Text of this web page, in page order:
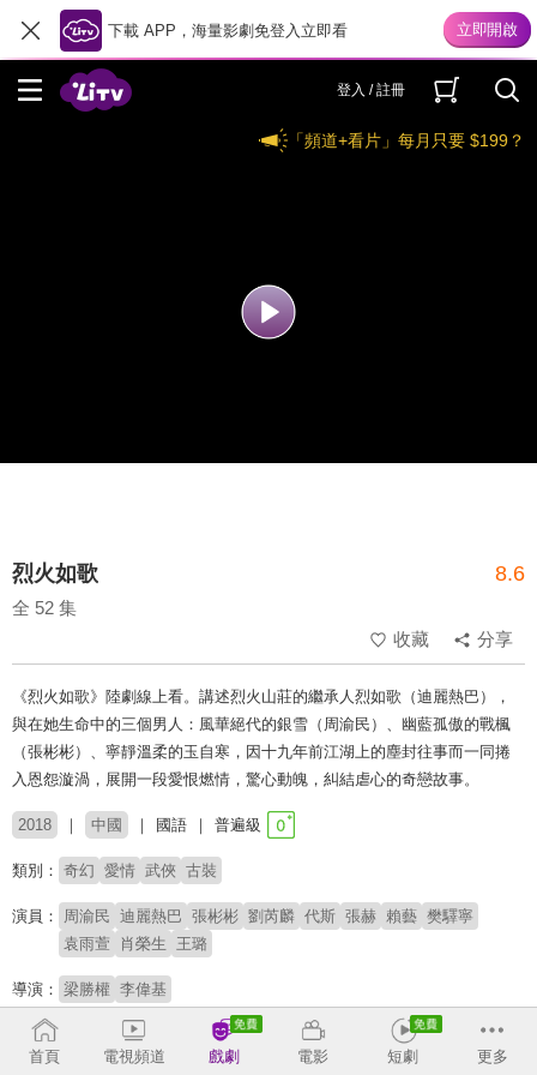
下載 APP，海量影劇免登入立即看
登入 / 註冊
「頻道+看片」每月只要 $199？
烈火如歌 8.6
全 52 集
收藏
分享
《烈火如歌》陸劇線上看。講述烈火山莊的繼承人烈如歌（迪麗熱巴），
與在她生命中的三個男人：風華絕代的銀雪（周渝民）、幽藍孤傲的戰楓
（張彬彬）、寧靜溫柔的玉自寒，因十九年前江湖上的塵封往事而一同捲
入恩怨漩渦，展開一段愛恨燃情，驚心動魄，糾結虐心的奇戀故事。
2018 中國 國語 普遍級
類別： 奇幻 愛情 武俠 古裝
演員： 周渝民 迪麗熱巴 張彬彬 劉芮麟 代斯 張赫 賴藝 樊驛寧
袁雨萱
肖榮生 王璐
導演： 梁勝權 李偉基
原著： 明曉溪《烈火如歌》
首頁 電視頻道 戲劇 電影 短劇 更多